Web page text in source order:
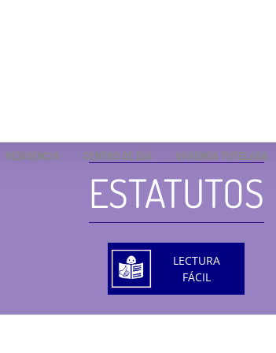
RESIDENCIA CENTRO DE DÍA VIVIENDA TUTELADA
ESTATUTOS
LECTURA
FÁCIL